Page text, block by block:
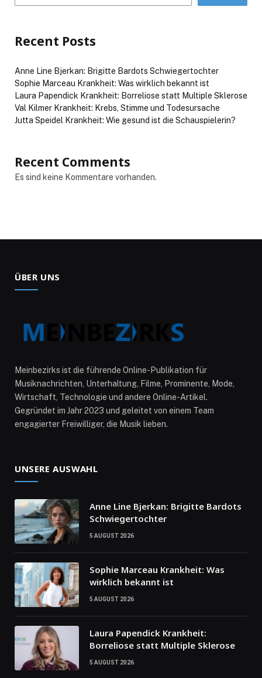
Recent Posts
Anne Line Bjerkan: Brigitte Bardots Schwiegertochter
Sophie Marceau Krankheit: Was wirklich bekannt ist
Laura Papendick Krankheit: Borreliose statt Multiple Sklerose
Val Kilmer Krankheit: Krebs, Stimme und Todesursache
Jutta Speidel Krankheit: Wie gesund ist die Schauspielerin?
Recent Comments
Es sind keine Kommentare vorhanden.
ÜBER UNS
Meinbezirks ist die führende Online-Publikation für
Musiknachrichten, Unterhaltung, Filme, Prominente, Mode,
Wirtschaft, Technologie und andere Online-Artikel.
Gegründet im Jahr 2023 und geleitet von einem Team
engagierter Freiwilliger, die Musik lieben.
UNSERE AUSWAHL
Anne Line Bjerkan: Brigitte Bardots
Schwiegertochter
5 AUGUST 2026
Sophie Marceau Krankheit: Was
wirklich bekannt ist
5 AUGUST 2026
Laura Papendick Krankheit:
Borreliose statt Multiple Sklerose
5 AUGUST 2026